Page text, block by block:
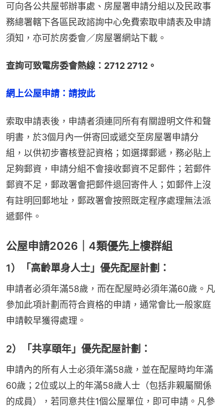
可向各公共屋邨辦事處、房屋署申請分組以及民政事
務總署轄下各區民政諮詢中心免費索取申請表及申請
須知，亦可於房委會／房屋署網站下載。
查詢可致電房委會熱線：2712 2712。
網上公屋申請：請按此
索取申請表後，申請者須連同所有有關證明文件和聲
明書，於3個月內一併寄回或遞交至房屋署申請分
組，以供初步審核登記資格；如選擇郵遞，務必貼上
足夠郵資，申請分組不會接收郵資不足郵件；若郵件
郵資不足，郵政署會把郵件退回寄件人；如郵件上沒
有註明回郵地址，郵政署會按照既定程序處理無法派
遞郵件。
公屋申請2026｜4類優先上樓群組
1）「高齡單身人士」優先配屋計劃：
申請者必須年滿58歲，而在配屋時必須年滿60歲。凡
參加此項計劃而符合資格的申請，通常會比一般家庭
申請較早獲得處理。
2）「共享頤年」優先配屋計劃：
申請內的所有人士必須年滿58歲，並在配屋時均年滿
60歲；2位或以上的年滿58歲人士（包括非親屬關係
的成員），若同意共住1個公屋單位，即可申請。凡參